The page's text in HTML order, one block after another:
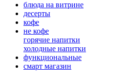
блюда на витрине
десерты
кофе
не кофе
горячие напитки
холодные напитки
функциональные
смарт магазин